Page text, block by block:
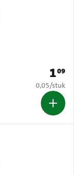
Prijs:
109
€ 0,05 per
0,05/stuk